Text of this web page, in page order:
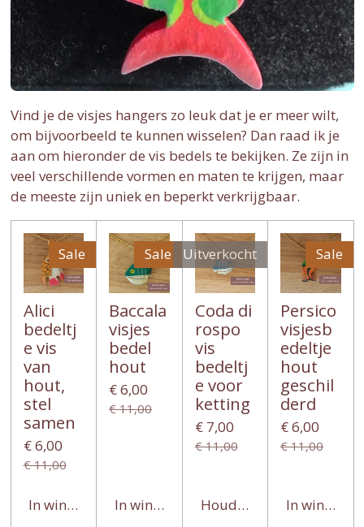
Vind je de visjes hangers zo leuk dat je er meer wilt,
om bijvoorbeeld te kunnen wisselen? Dan raad ik je
aan om hieronder de vis bedels te bekijken. Ze zijn in
veel verschillende vormen en maten te krijgen, maar
de meeste zijn uniek en beperkt verkrijgbaar.
Sale
Alici
bedeltj
e vis
van
hout,
stel
samen
€ 6,00
€ 11,00
In winkelwagen
Sale
Baccala
visjes
bedel
hout
€ 6,00
€ 11,00
In winkelwagen
Uitverkocht
Coda di
rospo
vis
bedeltj
e voor
ketting
€ 7,00
€ 11,00
Houd mij op de hoogte
Sale
Persico
visjesb
edeltje
hout
geschil
derd
€ 6,00
€ 11,00
In